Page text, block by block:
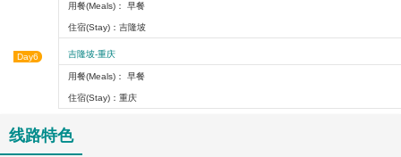
用餐(Meals)： 早餐
住宿(Stay)：吉隆坡
Day6 吉隆坡-重庆
用餐(Meals)： 早餐
住宿(Stay)：重庆
线路特色